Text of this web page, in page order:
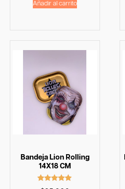
Añadir al carrito
Bandeja Lion Rolling
14X18 CM
Valorado